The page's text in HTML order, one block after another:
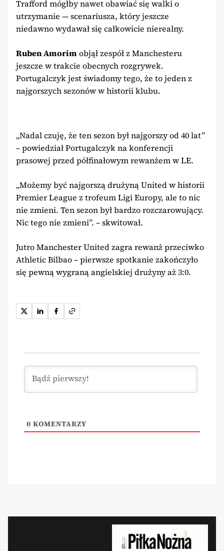
Trafford mógłby nawet obawiać się walki o
utrzymanie — scenariusza, który jeszcze
niedawno wydawał się całkowicie nierealny.
Ruben Amorimobjął zespół z Manchesteru
jeszcze w trakcie obecnych rozgrywek.
Portugalczyk jest świadomy tego, że to jeden z
najgorszych sezonów w historii klubu.
„Nadal czuję, że ten sezon był najgorszy od 40 lat”
– powiedział Portugalczyk na konferencji
prasowej przed półfinałowym rewanżem w LE.
„Możemy być najgorszą drużyną United w historii
Premier League z trofeum Ligi Europy, ale to nic
nie zmieni. Ten sezon był bardzo rozczarowujący.
Nic tego nie zmieni”. – skwitował.
Jutro Manchester United zagra rewanż przeciwko
Athletic Bilbao – pierwsze spotkanie zakończyło
się pewną wygraną angielskiej drużyny aż 3:0.
0 KOMENTARZY